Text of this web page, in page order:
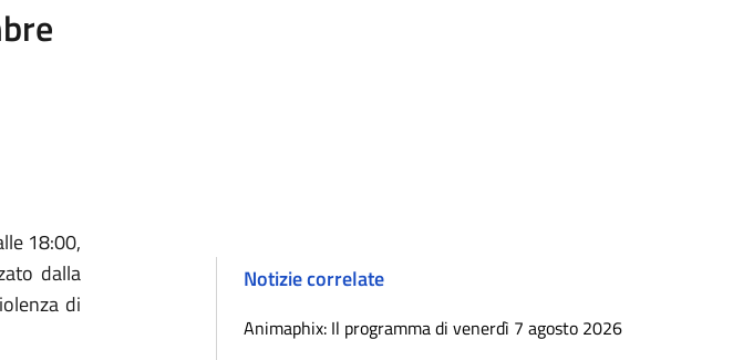
18:00,
dalla
di
Notizie correlate
Animaphix: Il programma di venerdì 7 agosto 2026